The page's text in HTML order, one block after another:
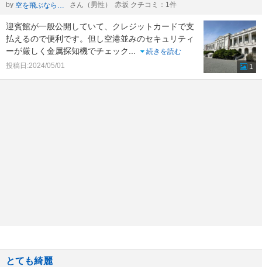
by
空を飛ぶなら青の翼に星屑の仲間たち さん（男性） 赤坂 クチコミ：1件
迎賓館が一般公開していて、クレジットカードで支
払えるので便利です。但し空港並みのセキュリティ
ーが厳しく金属探知機でチェック
続きを読む
投稿日:2024/05/01
1
とても綺麗